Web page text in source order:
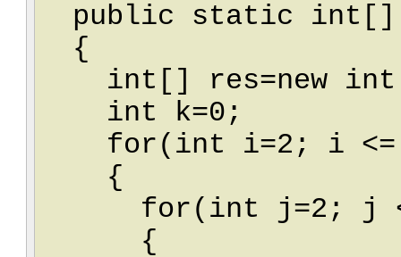
public static int[]
{
int[] res=new
int k=0;
for(int i=2; i <=
{
for(int j=2; j
{